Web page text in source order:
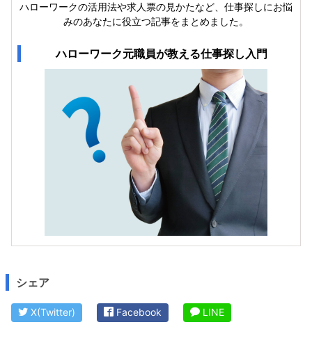
ハローワークの活用法や求人票の見かたなど、仕事探しにお悩
みのあなたに役立つ記事をまとめました。
ハローワーク元職員が教える仕事探し入門
シェア
X(Twitter) Facebook LINE